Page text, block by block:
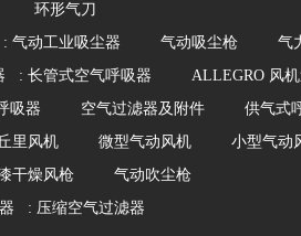
环形气刀
气动工业吸尘器 气动吸尘枪 气
: 长管式空气呼吸器 ALLEGRO 风
吸器
空气过滤器及附件 供气式
里风机 微型气动风机 小型气动
干燥风枪
气动吹尘枪
器 : 压缩空气过滤器